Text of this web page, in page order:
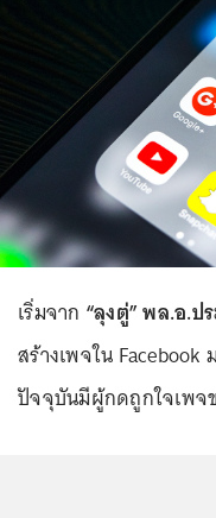
เริ่มจาก “ลุงตู่” พล.อ.ป
สร้างเพจใน
ปัจจุบันมีผู้กดถูกใจเพจ